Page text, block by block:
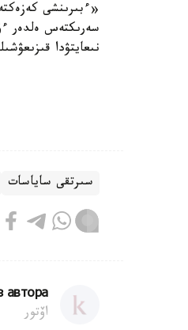
«ءبىرىنشى
سەرىكتەس ەلدەر
نىعايتۋدا
سىرتقى ساياسات
автора
اۆتور